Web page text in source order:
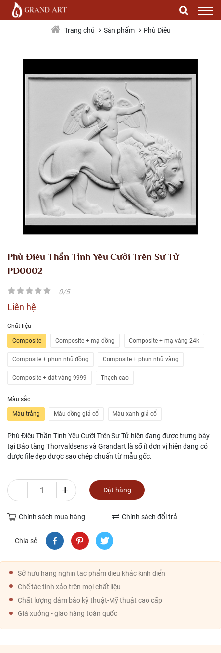
Trang chủ Sản phẩm Phù Điêu
Phù Điêu Thần Tình Yêu Cưỡi Trên Sư Tử
PD0002
0/5
Liên hệ
Chất liệu
Composite Composite + mạ đồng Composite + mạ vàng 24k
Composite + phun nhũ đồng Composite + phun nhũ vàng
Composite + dát vàng 9999 Thạch cao
Màu sắc
Màu trắng Màu đồng giả cổ Màu xanh giả cổ
Phù Điêu Thần Tình Yêu Cưỡi Trên Sư Tử hiện đang được trưng bày
tại Bảo tàng Thorvaldsens và Grandart là số ít đơn vị hiện đang có
được file đẹp được sao chép chuẩn từ mẫu gốc.
− + Đặt hàng
Chính sách mua hàng Chính sách đổi trả
Chia sẻ
Sở hữu hàng nghìn tác phẩm điêu khắc kinh điển
Chế tác tinh xảo trên mọi chất liệu
Chất lượng đảm bảo kỹ thuật-Mỹ thuật cao cấp
Giá xưởng - giao hàng toàn quốc